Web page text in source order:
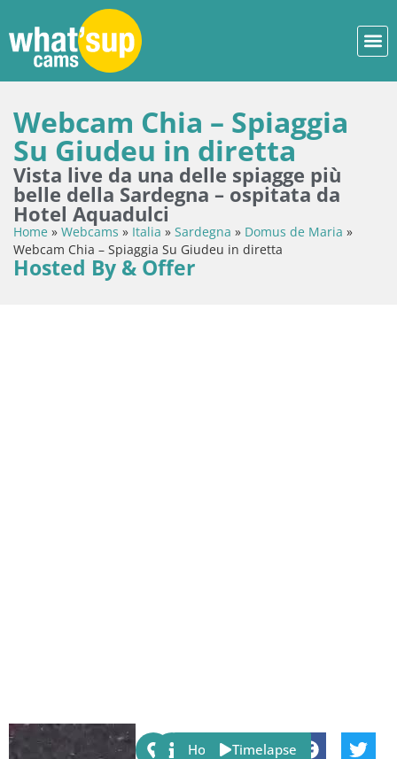
Webcam Chia – Spiaggia
Su Giudeu in diretta
Vista live da una delle spiagge più
belle della Sardegna – ospitata da
Hotel Aquadulci
Home » Webcams » Italia » Sardegna » Domus de Maria »
Webcam Chia – Spiaggia Su Giudeu in diretta
Hosted By & Offer
Share:
Host Timelapse